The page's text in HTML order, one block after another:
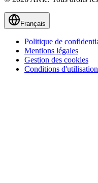
Français
Politique de
Mentions légales
Gestion des cookies
Conditions d'utilisation